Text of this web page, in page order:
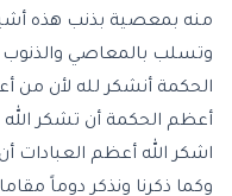
منه بمعصية بذنب هذه
وتسلب بالمعاصي والذنوب
الحكمة أنشكر لله لأن من
أعظم الحكمة أن تشكر الله
اشكر الله أعظم العبادات
وكما ذكرنا ونذكر دوماً